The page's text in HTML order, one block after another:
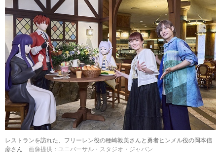
レストランを訪れた、フリーレン役の種崎敦美さんと勇者ヒンメル役の岡本信
彦さん
画像提供：ユニバーサル・スタジオ・ジャパン